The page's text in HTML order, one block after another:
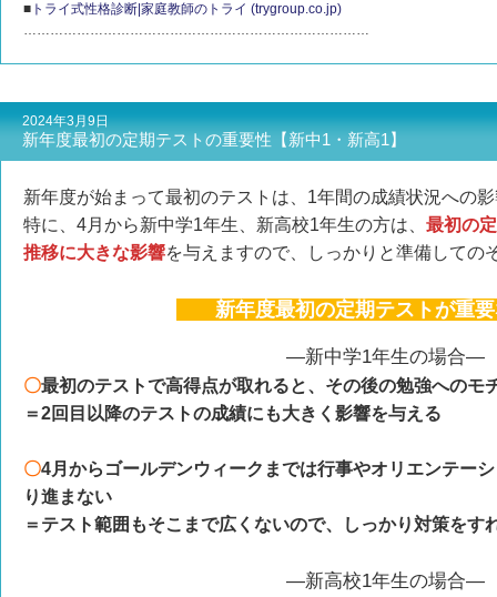
■ トライ式性格診断|家庭教師のトライ (trygroup.co.jp)
……………………………………………………………………
2024年3月9日
新年度最初の定期テストの重要性【新中1・新高1】
新年度が始まって最初のテストは、1年間の成績状況への
特に、4月から新中学1年生、新高校1年生の方は、 最初の
推移に大きな影響を与えますので、しっかりと準備しての
新年度最初の定期テストが
―新中学1年生の場合―
〇最初のテストで高得点が取れると、その後の勉強へのモ
＝2回目以降のテストの成績にも大きく影響を与える
〇4月からゴールデンウィークまでは行事やオリエンテー
り進まない
＝テスト範囲もそこまで広くないので、しっかり対策をす
―新高校1年生の場合―